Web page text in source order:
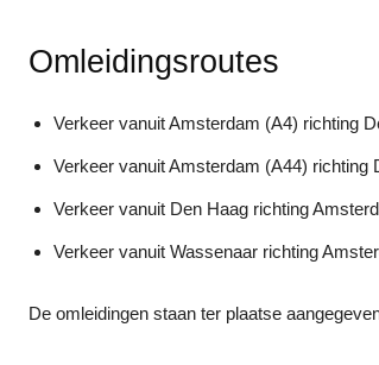
Omleidingsroutes
Verkeer vanuit Amsterdam (A4) richting
Verkeer vanuit Amsterdam (A44) richting
Verkeer vanuit Den Haag richting
Verkeer vanuit Wassenaar richting
De omleidingen staan ter plaatse